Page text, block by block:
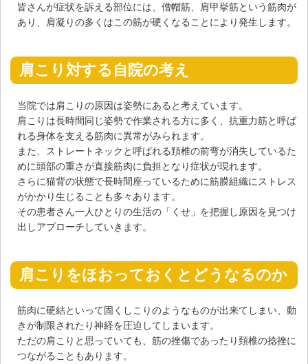
皆さんが症状を訴える部位には、僧帽筋、肩甲挙筋という筋肉が
あり、肩凝りの多くはこの筋が硬くなることにより発生します。
肩こり対する自院の考え
当院では肩こりの原因は姿勢にあると考えています。
肩こりは長時間同じ姿勢で作業される方に多く、抗重力筋と呼ば
れる身体を支える筋肉に異常がみられます。
また、ストレートネックと呼ばれる頚椎の前弯が消失しているた
めに頭部の重さが直接筋肉に負担となり症状が現れます。
さらに猫背の状態で長時間座っているために筋膜組織にストレス
がかかり生じることも多々あります。
その患者さん一人ひとりの生活の「くせ」を把握し原因を見つけ
出しアプローチしていきます。
肩こりをほおっておくとどうなるのか
筋肉に硬結といって固くしこりのようなものが出来てしまい、動
きが制限されたり神経を圧迫してしまいます。
ただの肩こりと思っていても、筋の挫傷であったり頚椎の捻挫に
つながることもあります。